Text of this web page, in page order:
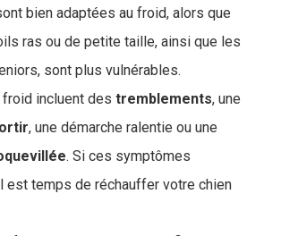
bien adaptées au froid, alors que
ras ou de petite taille, ainsi que les
sont plus vulnérables.
incluent des tremblements, une
, une démarche ralentie ou une
. Si ces symptômes
est temps de réchauffer votre chien